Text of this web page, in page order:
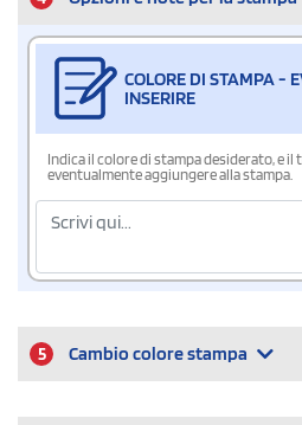
COLORE DI STAMPA -
INSERIRE
Indica il colore di stampa desiderato, e il
eventualmente aggiungere alla stampa.
5 Cambio colore stampa